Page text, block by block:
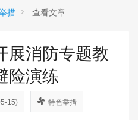
措 查看文章
展消防专题教
险演练
15) 特色举措